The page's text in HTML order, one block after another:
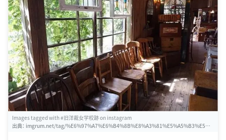
Images tagged with #旧洋裁女学校跡 on instagram
出典： imgrum.net/tag/%E6%97%A7%E6%B4%8B%E8%A3%81%E5%A5%B3%E5%A